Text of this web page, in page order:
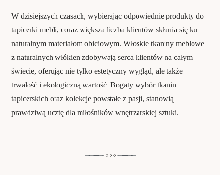
W dzisiejszych czasach, wybierając odpowiednie produkty do
tapicerki mebli, coraz większa liczba klientów skłania się ku
naturalnym materiałom obiciowym. Włoskie tkaniny meblowe
z naturalnych włókien zdobywają serca klientów na całym
świecie, oferując nie tylko estetyczny wygląd, ale także
trwałość i ekologiczną wartość. Bogaty wybór tkanin
tapicerskich oraz kolekcje powstałe z pasji, stanowią
prawdziwą ucztę dla miłośników wnętrzarskiej sztuki.